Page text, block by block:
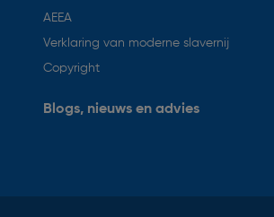
AEEA
Verklaring van moderne slavernij
Copyright
Blogs, nieuws en advies